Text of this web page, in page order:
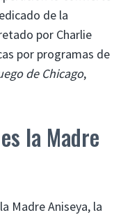
de la
por Charlie
por programas de
de Chicago,
la Madre
Madre Aniseya, la